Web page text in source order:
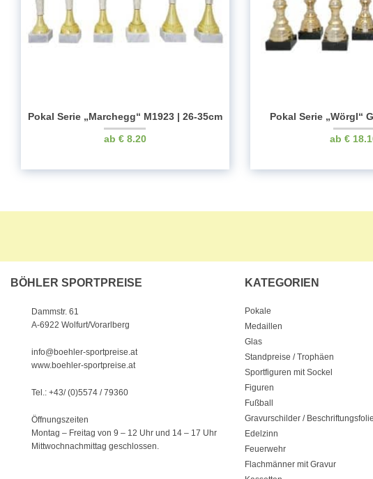
Pokal Serie „Marchegg“ M1923 | 26-35cm
€8.20
Pokal Serie „Wörgl“
€
BÖHLER SPORTPREISE
Dammstr. 61
A-6922 Wolfurt/Vorarlberg
info@boehler-sportpreise.at
www.boehler-sportpreise.at
Tel.: +43/ (0)5574 / 79360
Öffnungszeiten
Montag – Freitag von 9 – 12 Uhr und 14 – 17 Uhr
Mittwochnachmittag geschlossen.
KATEGORIEN
Pokale
Medaillen
Glas
Standpreise / Trophäen
Sportfiguren mit Sockel
Figuren
Fußball
Gravurschilder /
Edelzinn
Feuerwehr
Flachmänner mit Gravur